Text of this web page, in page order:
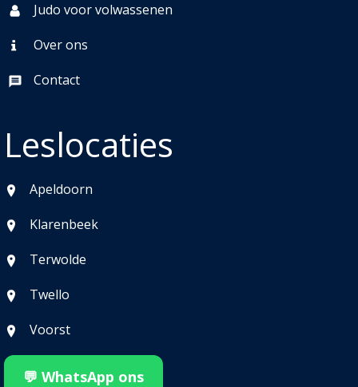
Judo voor volwassenen
Over ons
Contact
Leslocaties
Apeldoorn
Klarenbeek
Terwolde
Twello
Voorst
💬 WhatsApp ons